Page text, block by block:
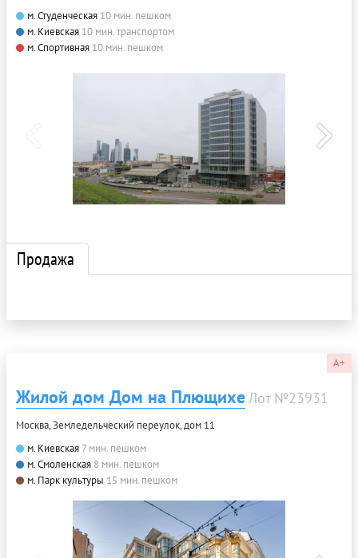
м. Студенческая 10 мин. пешком
м. Киевская 10 мин. транспортом
м. Спортивная 10 мин. пешком
Продажа
A+
Жилой дом Дом на ПлющихеЛот №23931
Москва, Земледельческий переулок, дом 11
м. Киевская 7 мин. пешком
м. Смоленская 8 мин. пешком
м. Парк культуры 15 мин. пешком